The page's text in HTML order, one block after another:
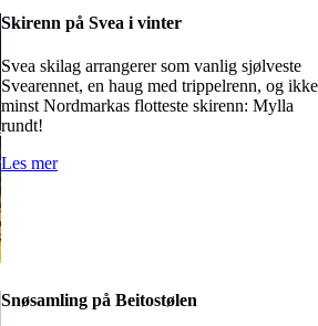
Skirenn på Svea i vinter
Svea skilag arrangerer som vanlig sjølveste
Svearennet, en haug med trippelrenn, og ikke
minst Nordmarkas flotteste skirenn: Mylla
rundt!
Les mer
Snøsamling på Beitostølen